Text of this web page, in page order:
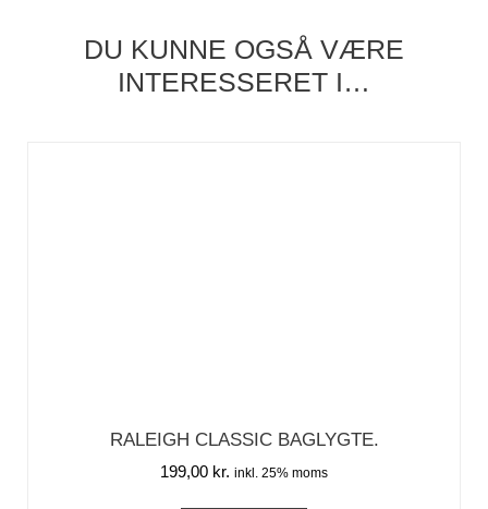
DU KUNNE OGSÅ VÆRE
INTERESSERET I…
RALEIGH CLASSIC BAGLYGTE.
199,00 kr. inkl. 25% moms